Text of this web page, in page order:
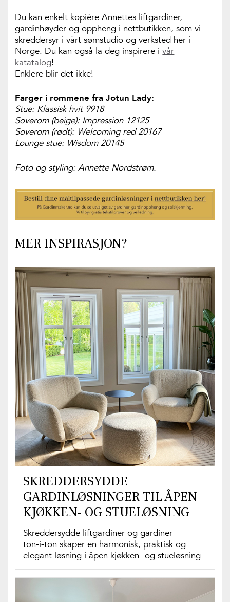
Du kan enkelt kopière Annettes liftgardiner,
gardinhøyder og oppheng i nettbutikken, som vi
skreddersyr i vårt sømstudio og verksted her i
Norge. Du kan også la deg inspirere ivår
katatalog!
Enklere blir det ikke!
Farger i rommene fra Jotun Lady:
Stue: Klassisk hvit 9918
Soverom (beige): Impression 12125
Soverom (rødt): Welcoming red 20167
Lounge stue: Wisdom 20145
Foto og styling: Annette Nordstrøm.
MER INSPIRASJON?
SKREDDERSYDDE
GARDINLØSNINGER TIL ÅPEN
KJØKKEN- OG STUELØSNING
Skreddersydde liftgardiner og gardiner
ton‑i‑ton skaper en harmonisk, praktisk og
elegant løsning i åpen kjøkken- og stueløsning